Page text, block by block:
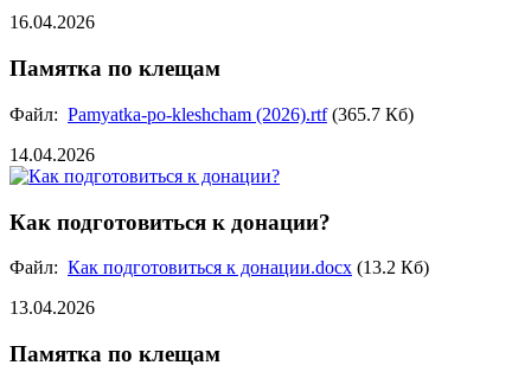
16.04.2026
Памятка по клещам
Файл: Pamyatka-po-kleshcham (2026).rtf(365.7 Кб)
14.04.2026
Как подготовиться к донации?
Файл: Как подготовиться к донации.docx (13.2 Кб)
13.04.2026
Памятка по клещам